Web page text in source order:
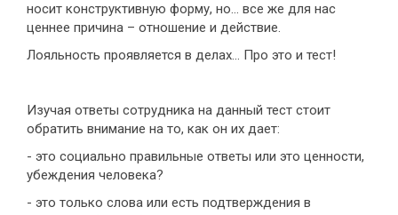
носит конструктивную форму, но… все же для нас
ценнее причина – отношение и действие.
Лояльность проявляется в делах… Про это и тест!
Изучая ответы сотрудника на данный тест стоит
обратить внимание на то, как он их дает:
- это социально правильные ответы или это ценности,
убеждения человека?
- это только слова или есть подтверждения в